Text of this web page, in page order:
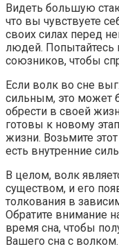
Видеть большую
что вы чувствуете
своих силах перед
людей. Попытайтесь
союзников, чтобы
Если волк во сне
сильным, это может
обрести в своей
готовы к новому
жизни. Возьмите
есть внутренние
В целом, волк
существом, и его
толкования в
Обратите внимание
время сна, чтобы
Вашего сна с волком.